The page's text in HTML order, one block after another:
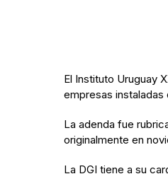
El Instituto Uruguay
empresas instaladas
La adenda fue
originalmente en
La DGI tiene a su